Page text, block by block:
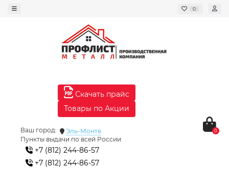
0
Скачать прайс
Товары по Акции
Ваш город:
Эль-Монте
Пункты выдачи по всей России
+7 (812) 244-86-57
+7 (812) 244-86-57
0